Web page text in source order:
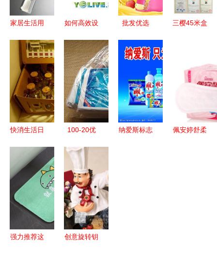
家居生活用
发供应全解
析 传众网
模式与选择
指南
如何高效设
品网站 模
板选择与下
载指南
批发优选
2015简约
手时尚磨砂
太空杯，结
实耐用才是
生活日用品
三樱45米盒
智慧之选
快消生活日
费高吗？一
文读懂真实
成本与投资
回报
100-20优
生活日用品
不仅仅是省
钱，更是一
种生活美学
纳爱斯标志
佩安婷舒柔
强力推荐这
创意旋转钥